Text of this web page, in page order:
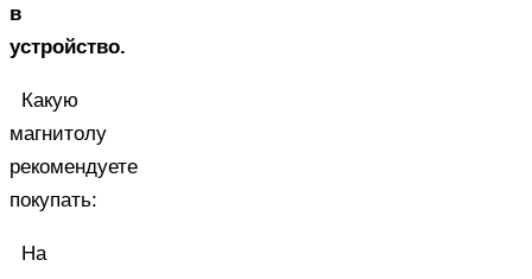
в
устройство.
Какую
магнитолу
рекомендуете
покупать:
На